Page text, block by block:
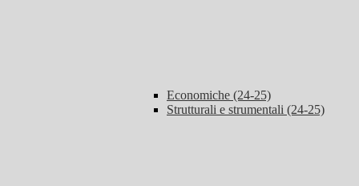
Economiche (24-25)
Strutturali e strumentali (24-25)